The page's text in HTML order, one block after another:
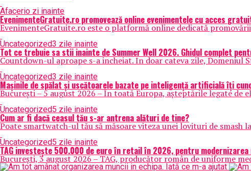
Afacerio zi inainte
EvenimenteGratuite.ro promovează online evenimentele cu acces
EvenimenteGratuite.ro este o platformă online dedicată
Uncategorized3 zile inainte
Tot ce trebuie sa stii inainte de Summer Well 2026. Ghidul complet
Countdown-ul aproape s-a incheiat. In doar cateva zile, Domeniul
Uncategorized3 zile inainte
Mașinile de spălat și uscătoarele bazate pe inteligență artificială îți
București – 5 august 2026 – În toată Europa, așteptările legate de
Uncategorized5 zile inainte
Cum ar fi dacă ceasul tău s-ar antrena alături de tine?
Poate smartwatch-ul tău să măsoare viteza unei lovituri de smash
Uncategorized5 zile inainte
TAG investește 500.000 de euro în retail în 2026, pentru
București, 3 august 2026 – TAG, producător român de uniforme